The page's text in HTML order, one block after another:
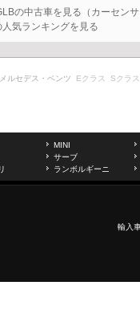
の中古車を見る（カーセン
気ランキングを見る
ルセデス・ベンツ Eクラス Sクラス
MINI
サーブ
ランボルギーニ
輸入